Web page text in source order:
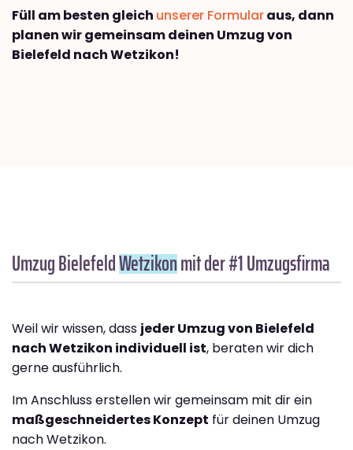
Füll am besten gleich unserer Formularaus, dann
planen wir gemeinsam deinen Umzug von
Bielefeld nach Wetzikon!
Umzug BielefeldWetzikonmit der #1 Umzugsfirma
Weil wir wissen, dass jeder Umzug von Bielefeld
nach Wetzikon individuell ist, beraten wir dich
gerne ausführlich.
Im Anschluss erstellen wir gemeinsam mit dir ein
maßgeschneidertes Konzept für deinen Umzug
nach Wetzikon.